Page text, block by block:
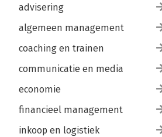
advisering
algemeen management
coaching en trainen
communicatie en media
economie
financieel management
inkoop en logistiek